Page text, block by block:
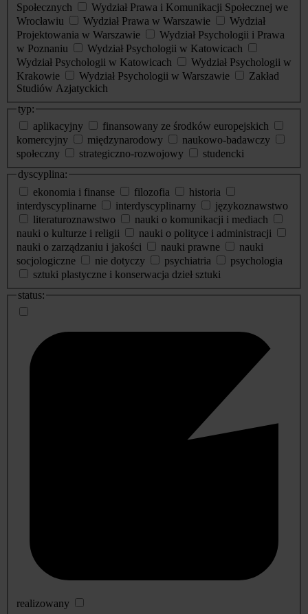
Społecznych
Wydział Prawa i Komunikacji Społecznej we
Wrocławiu
Wydział Prawa w Warszawie
Wydział
Projektowania w Warszawie
Wydział Psychologii i Prawa
w Poznaniu
Wydział Psychologii w Katowicach
Wydział Psychologii w Katowicach
Wydział Psychologii w
Krakowie
Wydział Psychologii w Warszawie
Zakład
Studiów Azjatyckich
typ:
aplikacyjny
finansowany ze środków europejskich
komercyjny
międzynarodowy
naukowo-badawczy
społeczny
strategiczno-rozwojowy
studencki
dyscyplina:
ekonomia i finanse
filozofia
historia
interdyscyplinarne
interdyscyplinarny
językoznawstwo
literaturoznawstwo
nauki o komunikacji i mediach
nauki o kulturze i religii
nauki o polityce i administracji
nauki o zarządzaniu i jakości
nauki prawne
nauki
socjologiczne
nie dotyczy psychiatria
psychologia
sztuki plastyczne i konserwacja dzieł sztuki
status:
realizowany